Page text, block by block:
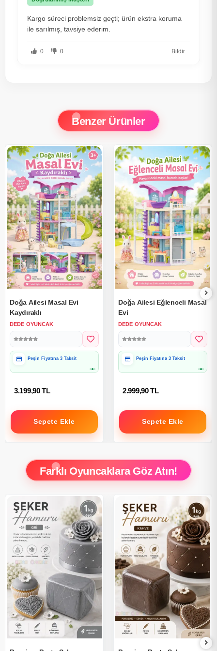
Kargo süreci problemsiz geçti; ürün ekstra koruma
ile sarılmış, tavsiye ederim.
0 0 Bildir
Benzer Ürünler
Doğa Ailesi Masal Evi
Kaydıraklı
DEDE OYUNCAK
Hediye Paketine Uygun
3.199,90 TL
Sepete Ekle
Doğa Ailesi Eğlenceli Masal
Evi
DEDE OYUNCAK
Hediye Paketine Uygun
2.999,90 TL
Sepete Ekle
Farklı Oyuncaklara Göz Atın!